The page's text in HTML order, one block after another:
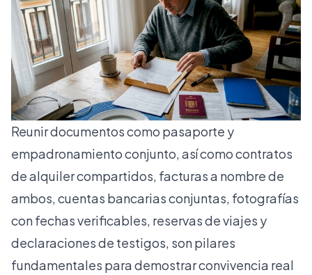
Reunir documentos como pasaporte y
empadronamiento conjunto, así como contratos
de alquiler compartidos, facturas a nombre de
ambos, cuentas bancarias conjuntas, fotografías
con fechas verificables, reservas de viajes y
declaraciones de testigos, son pilares
fundamentales para demostrar convivencia real